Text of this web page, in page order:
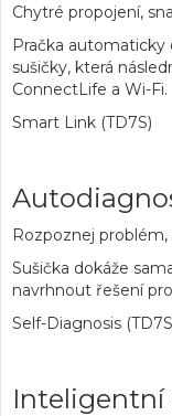
Chytré propojení,
Pračka
sušičky, která
ConnectLife a Wi-Fi.
Smart Link (TD7S)
Rozpoznej problém,
Sušička dokáže
navrhnout řešení
Self-Diagnosis
Inteligentní